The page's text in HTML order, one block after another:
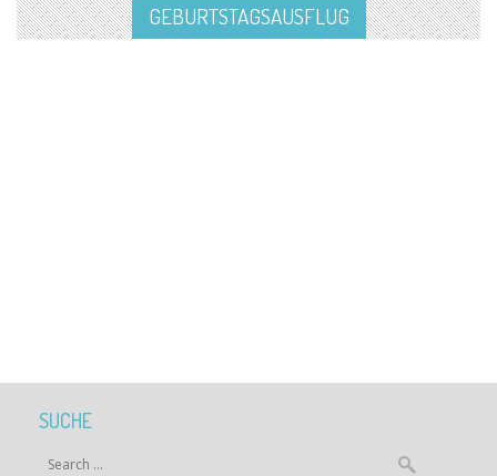
GEBURTSTAGSAUSFLUG
SUCHE